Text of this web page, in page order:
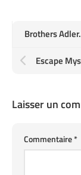
Escape
Laisser un
Commentaire*